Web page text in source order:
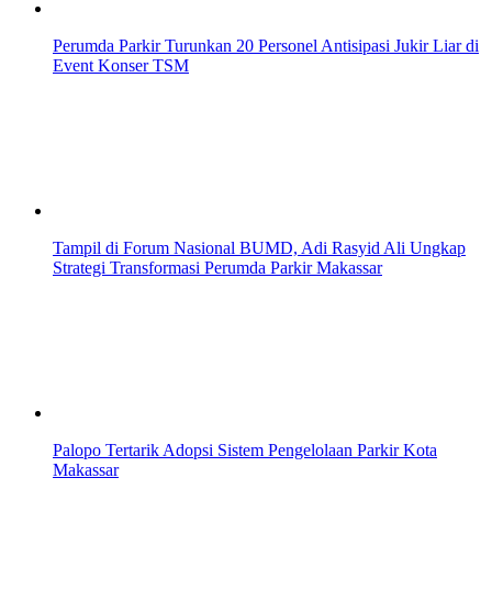
Perumda Parkir Turunkan 20 Personel Antisipasi Jukir Liar di
Event Konser TSM
Tampil di Forum Nasional BUMD, Adi Rasyid Ali Ungkap
Strategi Transformasi Perumda Parkir Makassar
Palopo Tertarik Adopsi Sistem Pengelolaan Parkir Kota
Makassar